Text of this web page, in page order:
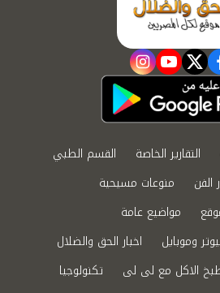
twitter
youtube
instagram
التقارير الخاصة
القسم الطبي
الفن
منوعات مسيحية
مواضيع عامة
وموبايل
اخبار الحق والضلال
الاكل مع لى لى
تكنولوجيا